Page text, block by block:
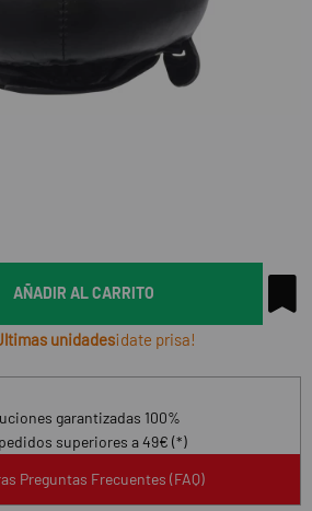
AÑADIR AL CARRITO
unidades¡date prisa!
garantizadas 100%
superiores a 49€ (*)
Preguntas Frecuentes (FAQ)